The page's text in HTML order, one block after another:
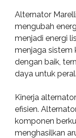
Alternator
mengubah
menjadi energi
menjaga sistem
dengan baik,
daya untuk
Kinerja
efisien.
komponen
menghasilkan